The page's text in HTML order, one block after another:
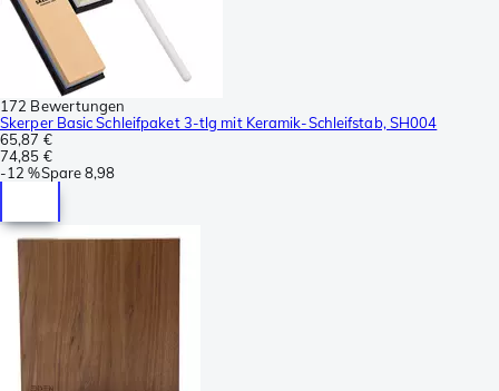
172 Bewertungen
Skerper Basic Schleifpaket 3-tlg mit Keramik-Schleifstab, SH004
65,87 €
74,85 €
-12 %Spare8,98